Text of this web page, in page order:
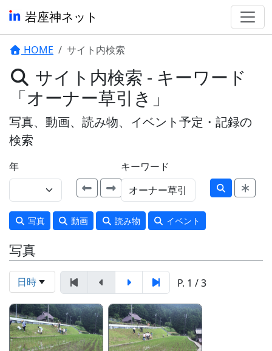
岩座神ネット
HOME サイト内検索
サイト内検索 - キーワード
「オーナー草引き」
写真、動画、読み物、イベント予定・記録の
検索
年 キーワード
写真 動画 読み物 イベント
写真
日時 P. 1 / 3